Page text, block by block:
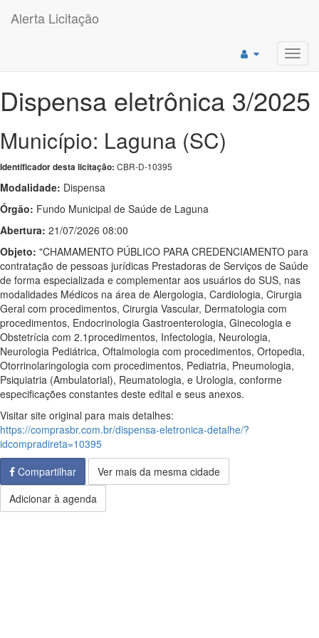
Alerta Licitação
Dispensa eletrônica 3/2025
Município: Laguna (SC)
Identificador desta licitação: CBR-D-10395
Modalidade: Dispensa
Órgão: Fundo Municipal de Saúde de Laguna
Abertura: 21/07/2026 08:00
Objeto: "CHAMAMENTO PÚBLICO PARA CREDENCIAMENTO para
contratação de pessoas jurídicas Prestadoras de Serviços de Saúde
de forma especializada e complementar aos usuários do SUS, nas
modalidades Médicos na área de Alergologia, Cardiologia, Cirurgia
Geral com procedimentos, Cirurgia Vascular, Dermatologia com
procedimentos, Endocrinologia Gastroenterologia, Ginecologia e
Obstetrícia com 2.1procedimentos, Infectologia, Neurologia,
Neurologia Pediátrica, Oftalmologia com procedimentos, Ortopedia,
Otorrinolaringologia com procedimentos, Pediatria, Pneumologia,
Psiquiatria (Ambulatorial), Reumatologia, e Urologia, conforme
especificações constantes deste edital e seus anexos.
Visitar site original para mais detalhes:
https://comprasbr.com.br/dispensa-eletronica-detalhe/?
idcompradireta=10395
Compartilhar
Ver mais da mesma cidade
Adicionar à agenda